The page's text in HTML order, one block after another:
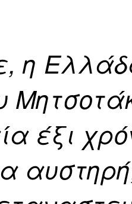
η
έξι